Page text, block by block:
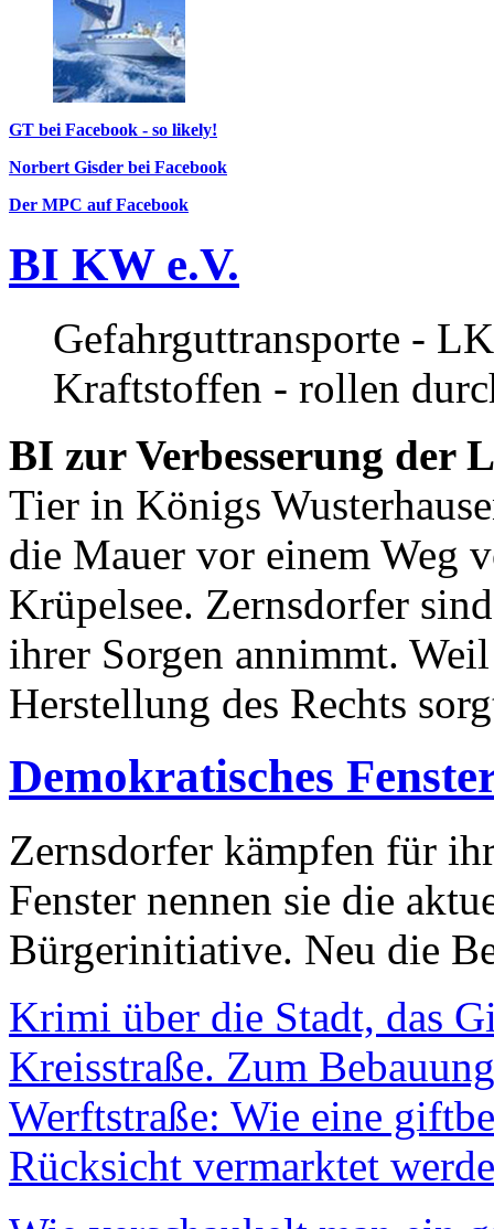
GT bei Facebook - so likely!
Norbert Gisder bei Facebook
Der MPC auf Facebook
BI KW e.V.
Gefahrguttransporte -
Kraftstoffen - rollen
BI zur Verbesserung der
Tier in Königs
die Mauer vor einem Weg
Krüpelsee. Zernsdorfer
ihrer Sorgen annimmt.
Herstellung des Rechts
Demokratisches
Zernsdorfer kämpfen für
Fenster nennen sie die
Bürgerinitiative. Neu die
Krimi über die Stadt, das
Kreisstraße. Zum
Werftstraße: Wie eine
Rücksicht vermarktet